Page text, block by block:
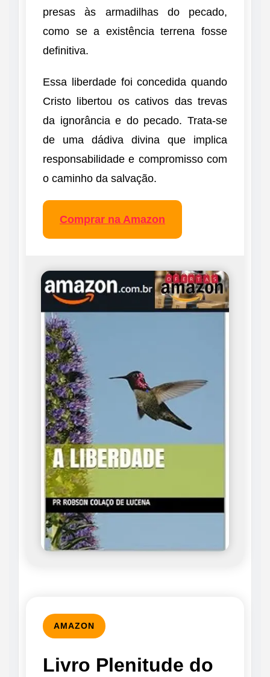
presas às armadilhas do pecado,
como se a existência terrena fosse
definitiva.
Essa liberdade foi concedida quando
Cristo libertou os cativos das trevas
da ignorância e do pecado. Trata-se
de uma dádiva divina que implica
responsabilidade e compromisso com
o caminho da salvação.
Comprar na Amazon
AMAZON
Livro Plenitude do